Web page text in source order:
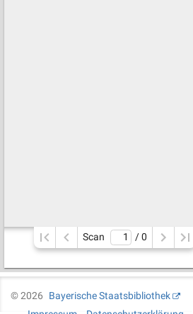
Scan / 0
©2026
Bayerische Staatsbibliothek